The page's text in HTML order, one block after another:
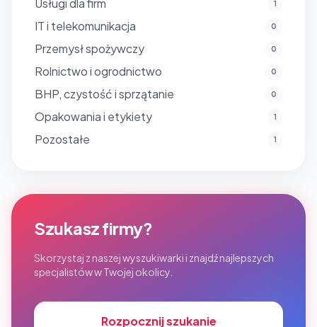
Usługi dla firm 1
IT i telekomunikacja 0
Przemysł spożywczy 0
Rolnictwo i ogrodnictwo 0
BHP, czystość i sprzątanie 0
Opakowania i etykiety 1
Pozostałe 1
Szukasz firmy?
Skorzystaj z naszej wyszukiwarki i znajdź najlepszych
specjalistów w Twojej okolicy.
Rozpocznij szukanie